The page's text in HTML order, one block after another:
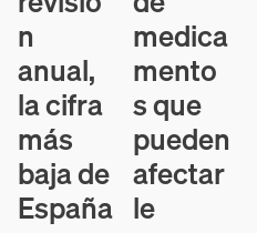
n
anual,
la cifra
más
baja de
España
medica
mento
s que
pueden
afectar
le